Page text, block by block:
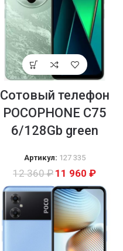
Сотовый телефон
POCOPHONE C75
6/128Gb green
Артикул: 127 335
12 360₽ 11 960 ₽